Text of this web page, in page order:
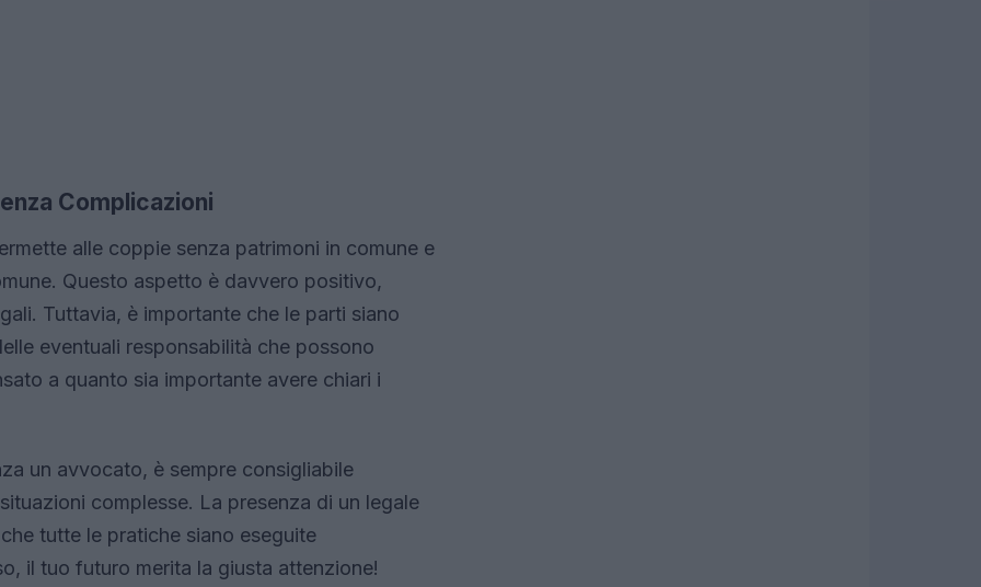
Complicazioni
alle coppie senza patrimoni in comune e
Questo aspetto è davvero positivo,
Tuttavia, è importante che le parti siano
eventuali responsabilità che possono
a quanto sia importante avere chiari i
un avvocato, è sempre consigliabile
complesse. La presenza di un legale
tutte le pratiche siano eseguite
il tuo futuro merita la giusta attenzione!